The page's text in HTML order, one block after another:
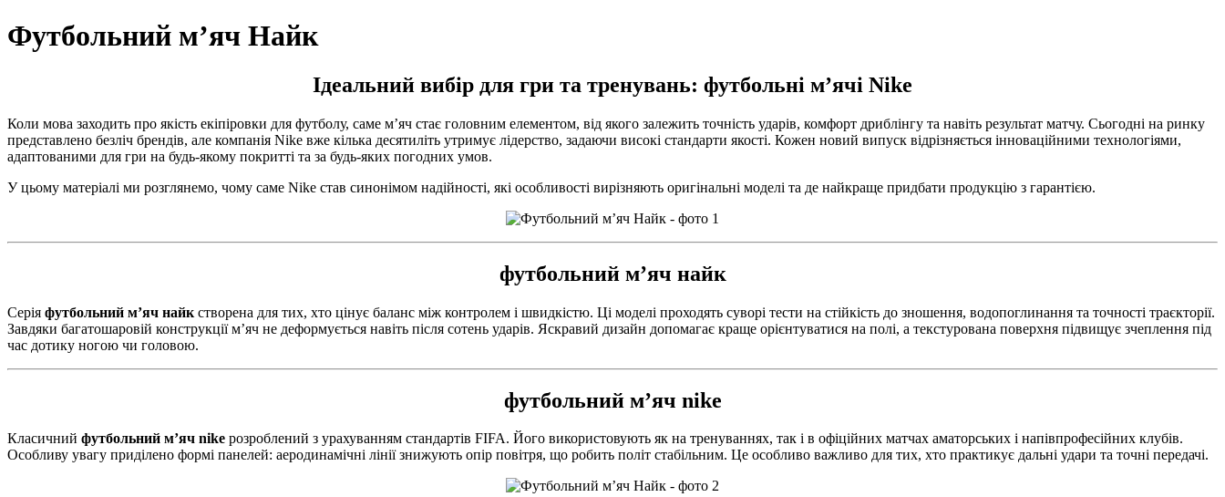
Футбольний мʼяч Найк
Ідеальний вибір для гри та тренувань: футбольні м’ячі Nike
Коли мова заходить про якість екіпіровки для футболу, саме м’яч стає головним елементом, від якого залежить точність ударів, комфорт дриблінгу та навіть результат матчу. Сьогодні на ринку
представлено безліч брендів, але компанія Nike вже кілька десятиліть утримує лідерство, задаючи високі стандарти якості. Кожен новий випуск відрізняється інноваційними технологіями,
адаптованими для гри на будь-якому покритті та за будь-яких погодних умов.
У цьому матеріалі ми розглянемо, чому саме Nike став синонімом надійності, які особливості вирізняють оригінальні моделі та де найкраще придбати продукцію з гарантією.
футбольний м’яч найк
Серія футбольний м’яч найк створена для тих, хто цінує баланс між контролем і швидкістю. Ці моделі проходять суворі тести на стійкість до зношення, водопоглинання та точності траєкторії.
Завдяки багатошаровій конструкції м’яч не деформується навіть після сотень ударів. Яскравий дизайн допомагає краще орієнтуватися на полі, а текстурована поверхня підвищує зчеплення під
час дотику ногою чи головою.
футбольний м’яч nike
Класичний футбольний м’яч nike розроблений з урахуванням стандартів FIFA. Його використовують як на тренуваннях, так і в офіційних матчах аматорських і напівпрофесійних клубів.
Особливу увагу приділено формі панелей: аеродинамічні лінії знижують опір повітря, що робить політ стабільним. Це особливо важливо для тих, хто практикує дальні удари та точні передачі.